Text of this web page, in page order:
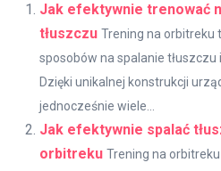
Jak efektywnie trenować
tłuszczu Trening na orbitreku
sposobów na spalanie
Dzięki unikalnej konstrukcji
jednocześnie wiele...
Jak efektywnie spalać
orbitreku Trening na